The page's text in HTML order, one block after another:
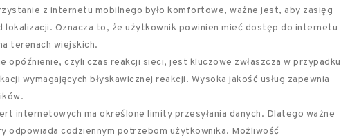
z internetu mobilnego było komfortowe, ważne jest, aby zasięg
lokalizacji. Oznacza to, że użytkownik powinien mieć dostęp do internetu
terenach wiejskich.
opóźnienie, czyli czas reakcji sieci, jest kluczowe zwłaszcza w przypadku
wymagających błyskawicznej reakcji. Wysoka jakość usług zapewnia
internetowych ma określone limity przesyłania danych. Dlatego ważne
odpowiada codziennym potrzebom użytkownika. Możliwość